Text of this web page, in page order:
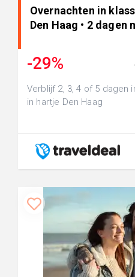
Overnachten in
Den Haag • 2 dagen
-29%
Verblijf 2, 3, 4 of 5 dagen
in hartje Den Haag